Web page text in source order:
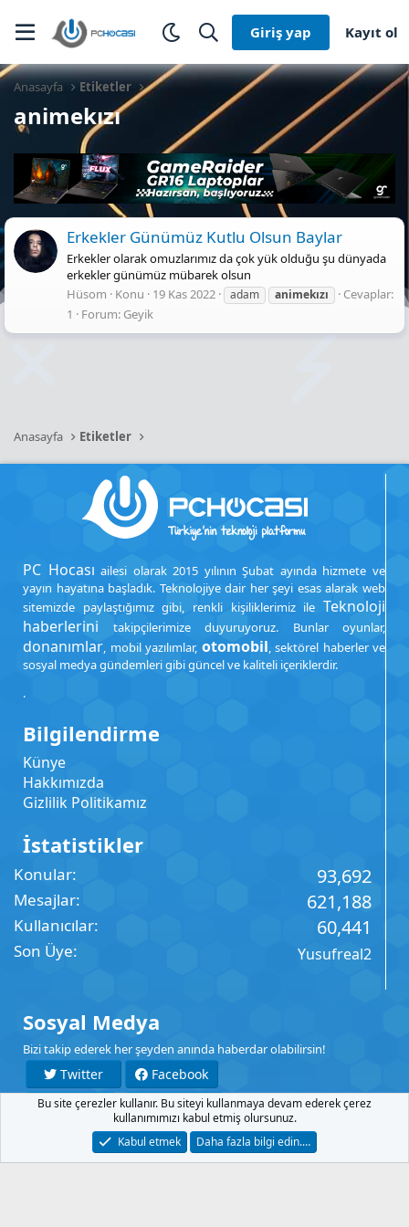
Giriş yap Kayıt ol
Anasayfa Etiketler
animekızı
Erkekler Günümüz Kutlu Olsun Baylar
Erkekler olarak omuzlarımız da çok yük olduğu şu dünyada
erkekler günümüz mübarek olsun
Hüsom
Konu 19 Kas 2022 adam animekızı
Cevaplar:
1
Forum: Geyik
Anasayfa Etiketler
PC Hocası ailesi olarak 2015 yılının Şubat ayında hizmete ve
yayın hayatına başladık. Teknolojiye dair her şeyi esas alarak web
sitemizde paylaştığımız gibi, renkli kişiliklerimiz ile Teknoloji
haberlerini takipçilerimize duyuruyoruz. Bunlar oyunlar,
donanımlar, mobil yazılımlar, otomobil, sektörel haberler ve
sosyal medya gündemleri gibi güncel ve kaliteli içeriklerdir.
.
Bilgilendirme
Künye
Hakkımızda
Gizlilik Politikamız
İstatistikler
Konular 93,692
Mesajlar 621,188
Kullanıcılar 60,441
Son Üye Yusufreal2
Sosyal Medya
Bizi takip ederek her şeyden anında haberdar olabilirsin!
Twitter
Facebook
YouTube
Instagram
Şartlar Gizlilik Yardım Anasayfa
R
Bu site çerezler kullanır. Bu siteyi kullanmaya devam ederek çerez
kullanımımızı kabul etmiş olursunuz.
Kabul etmek
Daha fazla bilgi edin.…